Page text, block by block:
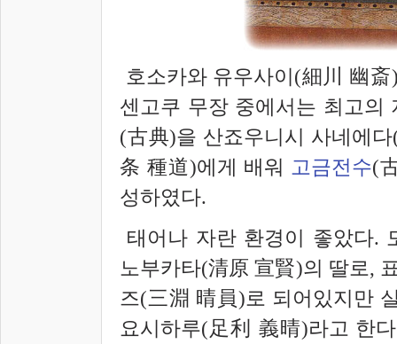
호소카와 유우사이(細川 幽斎
센고쿠 무장 중에서는 최고의
(古典)을 산죠우니시 사네에
条 種道)에게 배워 고금전수(
성하였다.
태어나 자란 환경이 좋았다.
노부카타(清原 宣賢)의 딸로,
즈(三淵 晴員)로 되어있지만
요시하루(足利 義晴)라고 한